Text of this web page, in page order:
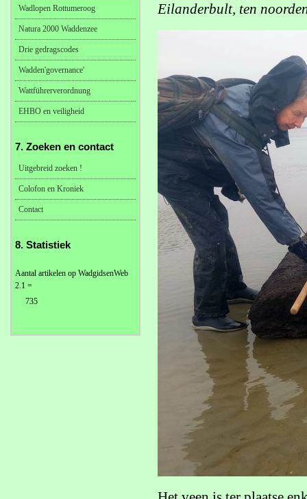
Eilanderbult, ten
Wadlopen Rottumeroog
Natura 2000 Waddenzee
Drie gedragscodes
Wadden'governance'
Wattführerverordnung
EHBO en veiligheid
7. Zoeken en contact
Uitgebreid zoeken !
Colofon en Kroniek
Contact
8. Statistiek
Aantal artikelen op WadgidsenWeb
2.1 =
735